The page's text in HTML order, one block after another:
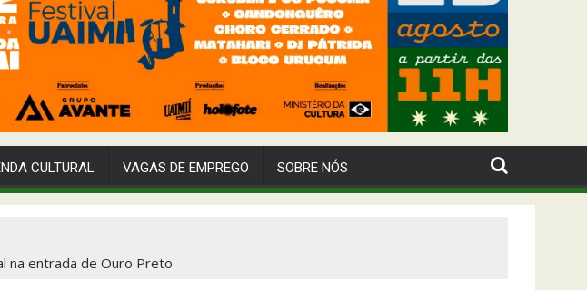
CULTURAL VAGAS DE EMPREGO SOBRE NÓS
na entrada de Ouro Preto